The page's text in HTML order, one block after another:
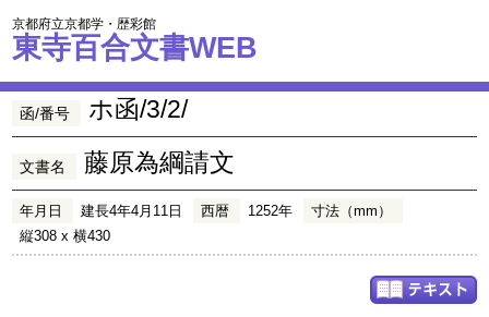
京都府立京都学・歴彩館
東寺百合文書WEB
函/番号 ホ函/3/2/
文書名 藤原為綱請文
年月日 建長4年4月11日 西暦 1252年
寸法（mm）
縦308 x 横430